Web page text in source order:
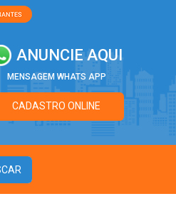
ANUNCIE AQUI
MENSAGEM WHATS APP
CADASTRO ONLINE